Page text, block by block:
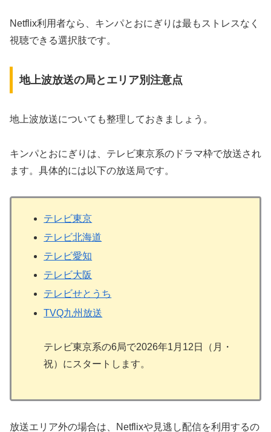
Netflix利用者なら、キンパとおにぎりは最もストレスなく
視聴できる選択肢です。
地上波放送の局とエリア別注意点
地上波放送についても整理しておきましょう。
キンパとおにぎりは、テレビ東京系のドラマ枠で放送され
ます。具体的には以下の放送局です。
テレビ東京
テレビ北海道
テレビ愛知
テレビ大阪
テレビせとうち
TVQ九州放送
テレビ東京系の6局で2026年1月12日（月・
祝）にスタートします。
放送エリア外の場合は、Netflixや見逃し配信を利用するの